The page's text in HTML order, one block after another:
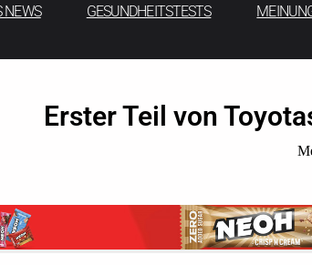
NEWS GESUNDHEITSTESTS
Erster Teil von